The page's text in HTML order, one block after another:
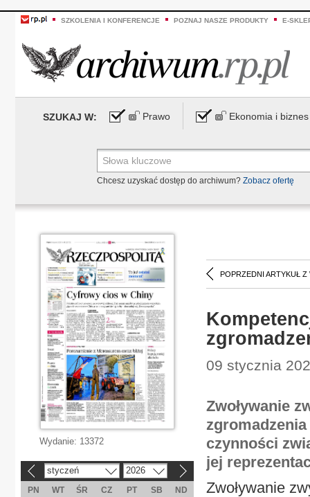
SZKOLENIA I KONFERENCJE POZNAJ NASZE PRODUKTY E-
SZUKAJ W: Prawo Ekonomia i biznes
Chcesz uzyskać dostęp do archiwum? Zobacz ofertę
POPRZEDNI ARTYKUŁ Z
09 stycznia
Zwoływanie
czynności
jej
Zwoływanie
Wydanie: 13372
styczeń 2026
PN WT ŚR CZ PT SB
ND